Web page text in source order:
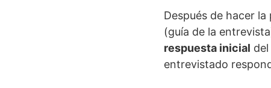
Después de hacer
(guía de la
respuesta inicial
entrevistado